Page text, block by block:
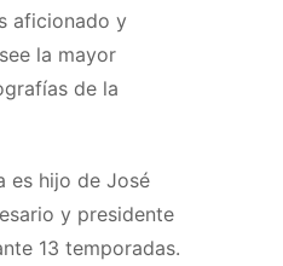
aficionado y
la mayor
de la
es hijo de José
y presidente
13 temporadas.